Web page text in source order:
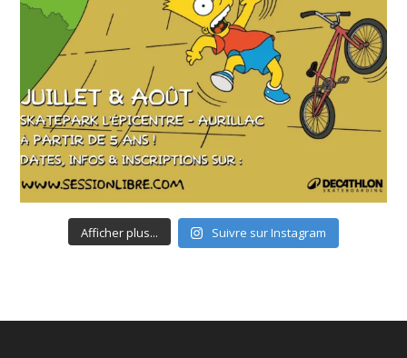
Afficher plus... Suivre sur Instagram